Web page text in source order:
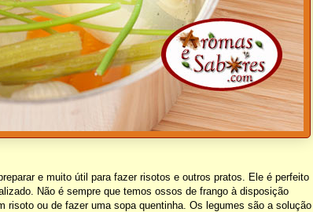
e muito útil para fazer risotos e outros pratos. Ele é perfeito
Não é sempre que temos ossos de frango à disposição
risoto ou de fazer uma sopa quentinha. Os legumes são a solução